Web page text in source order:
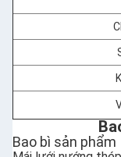
Bao bì sản phẩm